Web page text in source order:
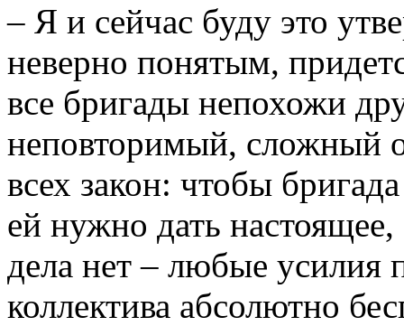
– Я и сейчас буду это
неверно понятым,
все бригады непохожи
неповторимый, сложный
всех закон: чтобы
ей нужно дать
дела нет – любые усилия
коллектива абсолютно